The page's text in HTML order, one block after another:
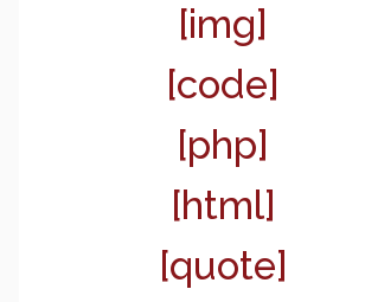
[img]
[code]
[php]
[html]
[quote]